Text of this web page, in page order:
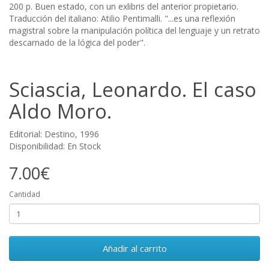
200 p. Buen estado, con un exlibris del anterior propietario.
Traducción del italiano: Atilio Pentimalli. "...es una reflexión
magistral sobre la manipulación política del lenguaje y un retrato
descarnado de la lógica del poder".
Sciascia, Leonardo. El caso
Aldo Moro.
Editorial: Destino, 1996
Disponibilidad: En Stock
7.00€
Cantidad
Añadir al carrito